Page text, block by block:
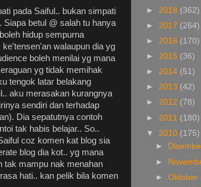
pada Saiful.. bukan simpati
betul @ salah tu hanya
hidup sempurna
walaupun dia yg
boleh menilai yg mana
yg tidak memihak
tengok latar belakang
aku merasakan kurangnya
sendiri dan terhadap
Dia sepatutnya contoh
tak habis belajar.. So..
coz komen kat blog sia
blog dia kot.. yg mana
tak mampu nak menahan
hati.. kan pelik bila komen
► 2018 (362)
► 2017 (264)
► 2016 (170)
► 2015 (36)
► 2014 (51)
► 2013 (42)
► 2012 (78)
► 2011 (180)
▼ 2010 (175)
►
►
►Oktober